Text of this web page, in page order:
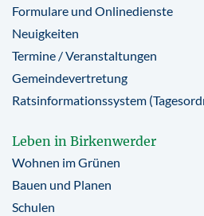
Formulare und Onlinedienste
Neuigkeiten
Termine / Veranstaltungen
Gemeindevertretung
Ratsinformationssystem
Leben in Birkenwerder
Wohnen im Grünen
Bauen und Planen
Schulen